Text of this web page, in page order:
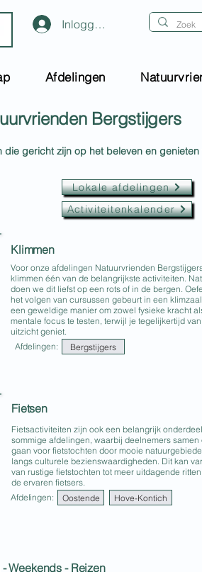
Inloggen
Afdelingen
Bergstijgers
gericht zijn op het beleven en
Lokale afdelingen
Activiteitenkalender
Klimmen
​Voor onze afdelingen Natuurvrienden
klimmen één van de belangrijkste activiteiten.
doen we dit liefst op een rots of in de bergen.
het volgen van cursussen gebeurt in een
een geweldige manier om zowel fysieke kracht
mentale focus te testen, terwijl je tegelijkertijd
uitzicht geniet.
Afdelingen:
Bergstijgers
Fietsen
​Fietsactiviteiten zijn ook een belangrijk
sommige afdelingen, waarbij deelnemers samen
gaan voor fietstochten door mooie
langs culturele bezienswaardigheden. Dit kan
van rustige fietstochten tot meer uitdagende
de ervaren fietsers.
Afdelingen:
Oostende Hove-Kontich
Weekends - Reizen